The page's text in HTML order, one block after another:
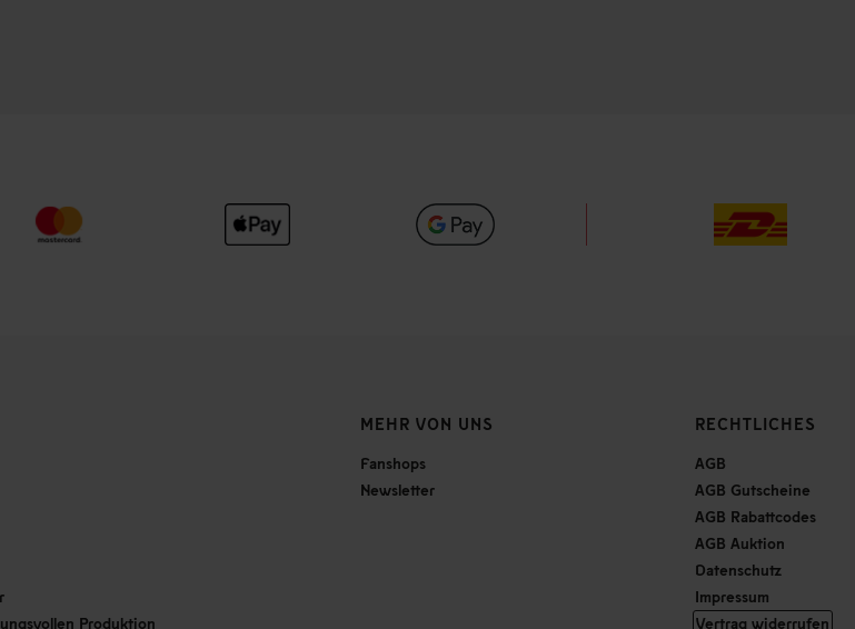
Produktion
MEHR VON UNS
Fanshops
Newsletter
RECHTLICHES
AGB
AGB Gutscheine
AGB Rabattcodes
AGB Auktion
Datenschutz
Impressum
Vertrag widerrufen